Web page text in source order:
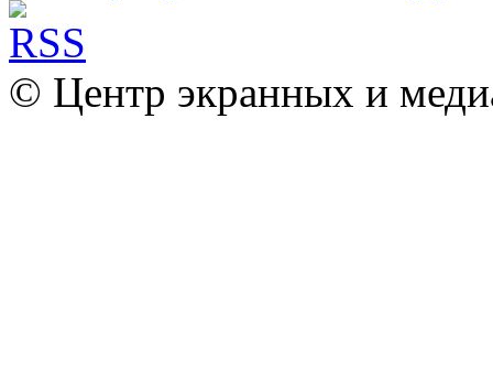
© Центр экранных и